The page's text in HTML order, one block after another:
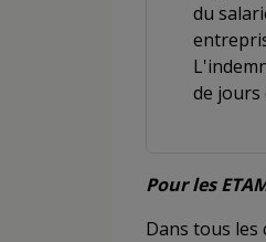
du
de jours
Pour les
Dans tous les